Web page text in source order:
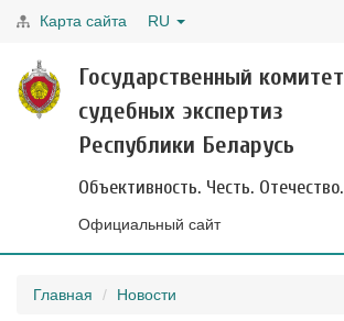
Карта сайта RU
Государственный комитет
судебных экспертиз
Республики Беларусь
Объективность. Честь. Отечество.
Официальный сайт
Главная Новости